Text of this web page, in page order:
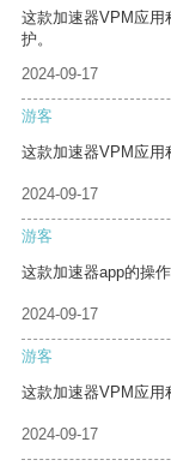
这款加速器VPM应用
护。
2024-09-17
游客
这款加速器VPM应用
2024-09-17
游客
这款加速器app的操
2024-09-17
游客
这款加速器VPM应用
2024-09-17